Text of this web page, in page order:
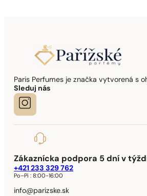
Paris Perfumes je značka vytvorená s
Sleduj nás
Zákaznícka podpora 5 dní v
+421 233 329 762
Po–Pi :8:00-16:00
info@parizske.sk